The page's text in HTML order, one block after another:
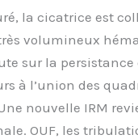
la cicatrice est
volumineux
sur la persistance
à l’union des
nouvelle IRM
OUF, les